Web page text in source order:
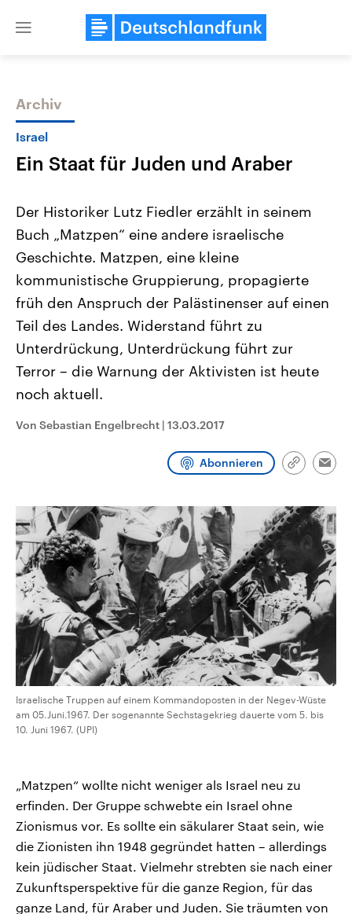
Close
Themen
USA
Aktuelle Beiträge, Analysen und
Hintergründe
Wirtschaftlich und militärisch
gehören die Vereinigten Staaten zu
mit großem Einfluss auf das
Nahostkonflikt
Aktuelle Lage und
Der Überfall der
Terrororganisation Hamas
Oktober 2023 auf Israel
Israel möchte die Hamas
Libanon vom Iran
Sendungen
Archiv
Israel
Ein Staat für Juden und Araber
Der Historiker Lutz Fiedler erzählt in seinem
Buch „Matzpen“ eine andere israelische
Geschichte. Matzpen, eine kleine
kommunistische Gruppierung, propagierte
früh den Anspruch der Palästinenser auf einen
Teil des Landes. Widerstand führt zu
Unterdrückung, Unterdrückung führt zur
Terror – die Warnung der Aktivisten ist heute
noch aktuell.
Von Sebastian Engelbrecht | 13.03.2017
Abonnieren
Link
Israelische Truppen auf einem Kommandoposten in der Negev-Wüste
am 05.Juni.1967. Der sogenannte Sechstagekrieg dauerte vom 5. bis
10. Juni 1967. (UPI)
„Matzpen“ wollte nicht weniger als Israel neu zu
erfinden. Der Gruppe schwebte ein Israel ohne
Zionismus vor. Es sollte ein säkularer Staat sein, wie
die Zionisten ihn 1948 gegründet hatten – allerdings
kein jüdischer Staat. Vielmehr strebten sie nach einer
Zukunftsperspektive für die ganze Region, für das
ganze Land, für Araber und Juden. Sie träumten von